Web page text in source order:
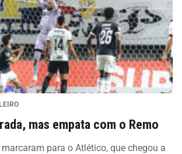
mas empata com o Remo
marcaram para o Atlético, que chegou a